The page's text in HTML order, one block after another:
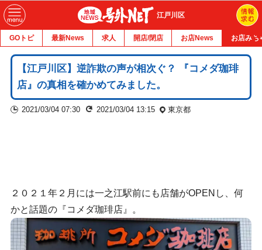
江戸川区
GOトピ 最新News 求人 開店/閉店 お店News お店みち
【江戸川区】逆詐欺の声が相次ぐ？ 『コメダ珈琲
店』の真相を確かめてみました。
2021/03/04 07:30 2021/03/04 13:15 東京都
２０２１年２月には一之江駅前にも店舗がOPENし、何
かと話題の『コメダ珈琲店』。